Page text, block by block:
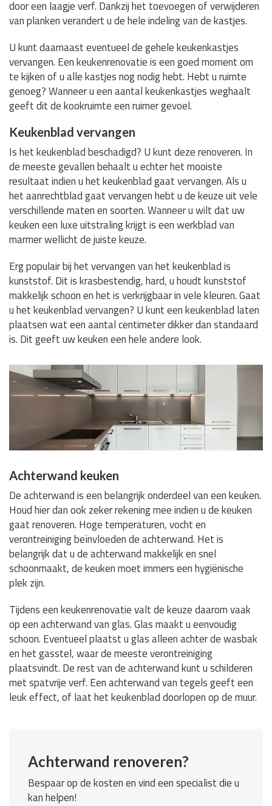
door een laagje verf. Dankzij het toevoegen of verwijderen
van planken verandert u de hele indeling van de kastjes.
U kunt daarnaast eventueel de gehele keukenkastjes
vervangen. Een keukenrenovatie is een goed moment om
te kijken of u alle kastjes nog nodig hebt. Hebt u ruimte
genoeg? Wanneer u een aantal keukenkastjes weghaalt
geeft dit de kookruimte een ruimer gevoel.
Keukenblad vervangen
Is het keukenblad beschadigd? U kunt deze renoveren. In
de meeste gevallen behaalt u echter het mooiste
resultaat indien u het keukenblad gaat vervangen. Als u
het aanrechtblad gaat vervangen hebt u de keuze uit vele
verschillende maten en soorten. Wanneer u wilt dat uw
keuken een luxe uitstraling krijgt is een werkblad van
marmer wellicht de juiste keuze.
Erg populair bij het vervangen van het keukenblad is
kunststof. Dit is krasbestendig, hard, u houdt kunststof
makkelijk schoon en het is verkrijgbaar in vele kleuren. Gaat
u het keukenblad vervangen? U kunt een keukenblad laten
plaatsen wat een aantal centimeter dikker dan standaard
is. Dit geeft uw keuken een hele andere look.
Achterwand keuken
De achterwand is een belangrijk onderdeel van een keuken.
Houd hier dan ook zeker rekening mee indien u de keuken
gaat renoveren. Hoge temperaturen, vocht en
verontreiniging beïnvloeden de achterwand. Het is
belangrijk dat u de achterwand makkelijk en snel
schoonmaakt, de keuken moet immers een hygiënische
plek zijn.
Tijdens een keukenrenovatie valt de keuze daarom vaak
op een achterwand van glas. Glas maakt u eenvoudig
schoon. Eventueel plaatst u glas alleen achter de wasbak
en het gasstel, waar de meeste verontreiniging
plaatsvindt. De rest van de achterwand kunt u schilderen
met spatvrije verf. Een achterwand van tegels geeft een
leuk effect, of laat het keukenblad doorlopen op de muur.
Achterwand renoveren?
Bespaar op de kosten en vind een specialist die u
kan helpen!